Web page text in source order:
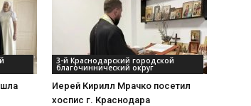
3-й Краснодарский городской
благочиннический округ
Иерей Кирилл Мрачко посетил
хоспис г. Краснодара